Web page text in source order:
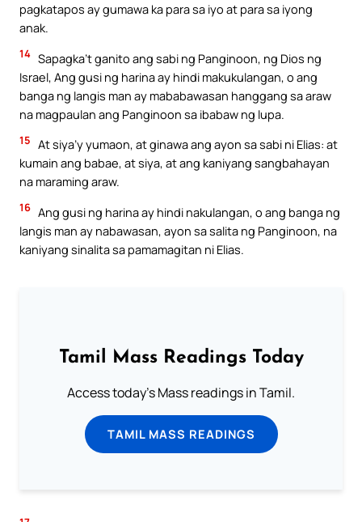
pagkatapos ay gumawa ka para sa iyo at para sa iyong
anak.
14 Sapagka’t ganito ang sabi ng Panginoon, ng Dios ng
Israel, Ang gusi ng harina ay hindi makukulangan, o ang
banga ng langis man ay mababawasan hanggang sa araw
na magpaulan ang Panginoon sa ibabaw ng lupa.
15 At siya’y yumaon, at ginawa ang ayon sa sabi ni Elias: at
kumain ang babae, at siya, at ang kaniyang sangbahayan
na maraming araw.
16 Ang gusi ng harina ay hindi nakulangan, o ang banga ng
langis man ay nabawasan, ayon sa salita ng Panginoon, na
kaniyang sinalita sa pamamagitan ni Elias.
Tamil Mass Readings Today
Access today's Mass readings in Tamil.
TAMIL MASS READINGS